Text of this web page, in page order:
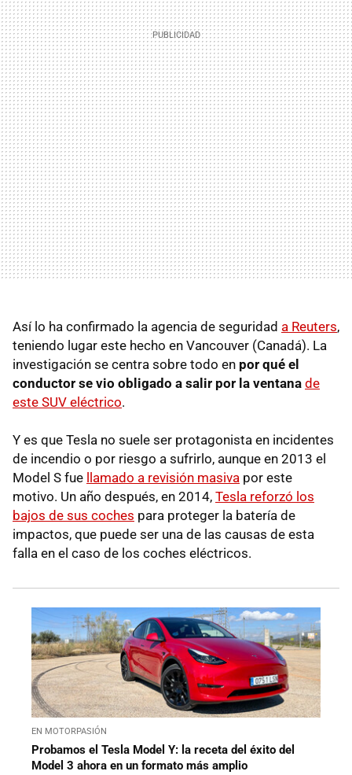
Así lo ha confirmado la agencia de seguridad a Reuters,
teniendo lugar este hecho en Vancouver (Canadá). La
investigación se centra sobre todo en por qué el
conductor se vio obligado a salir por la ventana de
este SUV eléctrico.
Y es que Tesla no suele ser protagonista en incidentes
de incendio o por riesgo a sufrirlo, aunque en 2013 el
Model S fue llamado a revisión masiva por este
motivo. Un año después, en 2014, Tesla reforzó los
bajos de sus coches para proteger la batería de
impactos, que puede ser una de las causas de esta
falla en el caso de los coches eléctricos.
EN MOTORPASIÓN
Probamos el Tesla Model Y: la receta del éxito del
Model 3 ahora en un formato más amplio